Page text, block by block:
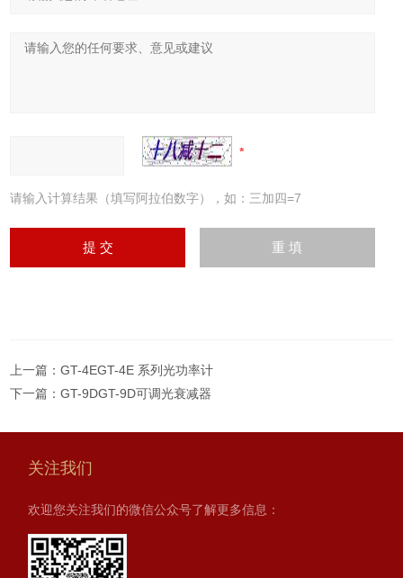
请输入计算结果（填写阿拉伯数字），如：三加四=7
上一篇：GT-4EGT-4E 系列光功率计
下一篇：GT-9DGT-9D可调光衰减器
关注我们
欢迎您关注我们的微信公众号了解更多信息：